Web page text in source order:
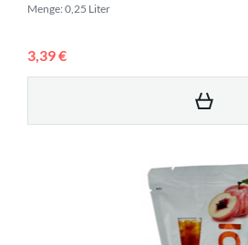
Menge: 0,25 Liter
3,39 €